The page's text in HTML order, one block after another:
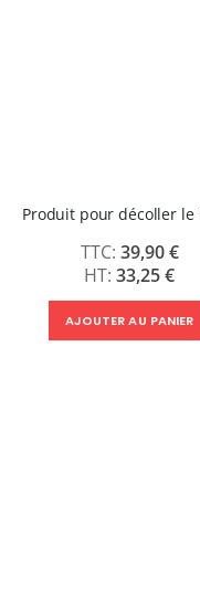
39,90 €
33,25 €
AJOUTER AU PANIER